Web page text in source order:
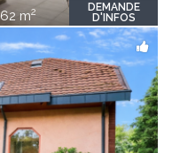
m2
DEMANDE
D'INFOS